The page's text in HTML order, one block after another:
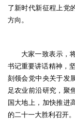
了新时代新征程上党
方向。
大家一致表示，
书记重要讲话精神，
刻领会党中央关于发
足农业前沿研究，聚
国大地上，加快推进
的二十一大胜利召开。